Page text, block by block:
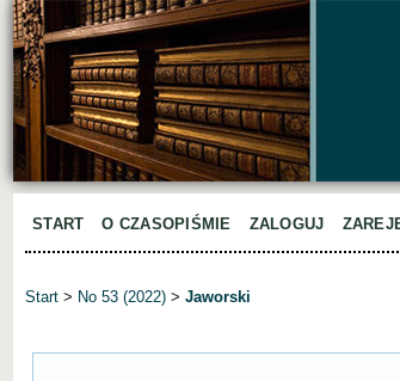
START O CZASOPIŚMIE ZALOGUJ
Start > No 53 (2022) > Jaworski